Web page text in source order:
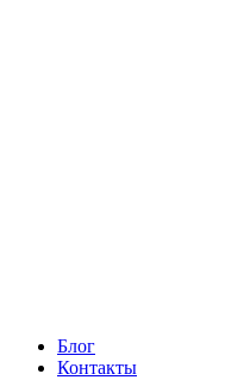
Блог
Контакты